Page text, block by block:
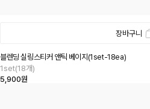
장바구니
블렌딩 실링스티커 앤틱 베이지(1set-18ea)
1set(18개)
5,900원